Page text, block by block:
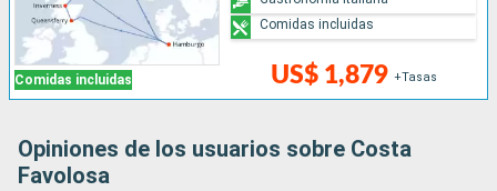
Comidas incluidas US$ 1,879 +Tasas
Comidas incluidas
Opiniones de los usuarios sobre Costa
Favolosa